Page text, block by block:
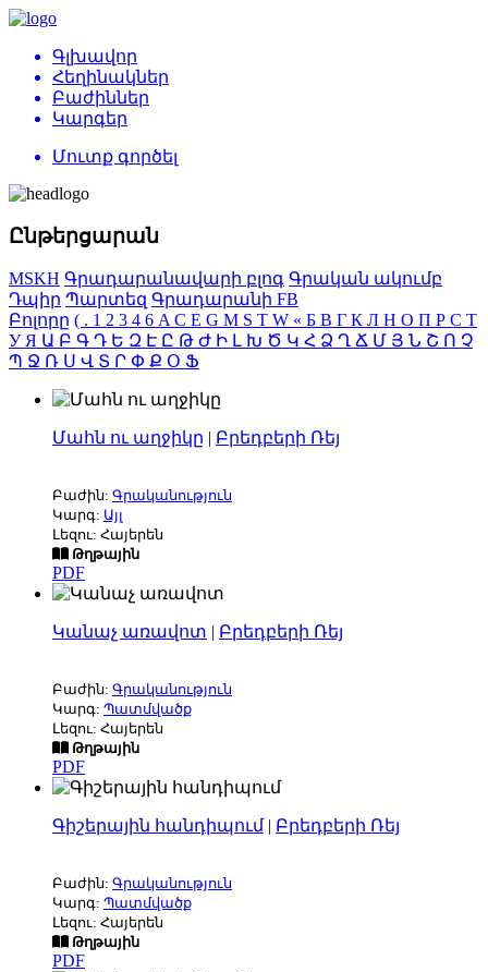
Գլխավոր
Հեղինակներ
Բաժիններ
Կարգեր
Մուտք գործել
Ընթերցարան
MSKH Գրադարանավարի բլոգ Գրական ակումբ
Դպիր Պարտեզ Գրադարանի FB
Բոլորը ( . 1 2 3 4 6 AC E G M S T W « Б В Г К Л Н О П Р С Т
УЯ Ա Բ Գ Դ Ե Զ Է Ը Թ Ժ Ի Լ Խ Ծ Կ Հ Ձ Ղ Ճ Մ Յ Ն Շ Ո Չ
Պ Ջ Ռ Ս Վ Տ Ր Փ Ք Օ Ֆ
Մահն ու աղջիկը | Բրեդբերի Ռեյ
Բաժին: Գրականություն
Կարգ: Այլ
Լեզու: Հայերեն
Թղթային
PDF
Կանաչ առավոտ | Բրեդբերի Ռեյ
Բաժին: Գրականություն
Կարգ: Պատմվածք
Լեզու: Հայերեն
Թղթային
PDF
Գիշերային հանդիպում| Բրեդբերի Ռեյ
Բաժին: Գրականություն
Կարգ: Պատմվածք
Լեզու: Հայերեն
Թղթային
PDF